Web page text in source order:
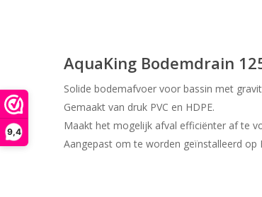
9,4
AquaKing Bodemdrain
Solide bodemafvoer voor bassin met
Gemaakt van druk PVC en HDPE.
Maakt het mogelijk afval efficiënter af te
Aangepast om te worden geïnstalleerd